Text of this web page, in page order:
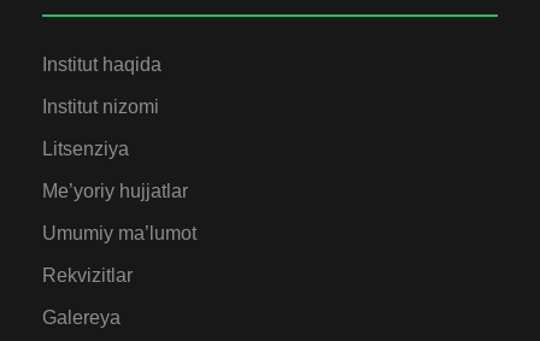
Institut haqida
Institut nizomi
Litsenziya
Me’yoriy hujjatlar
Umumiy ma’lumot
Rekvizitlar
Galereya